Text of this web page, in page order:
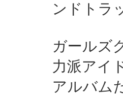
ンドトラ
ガールズ
力派アイ
アルバム